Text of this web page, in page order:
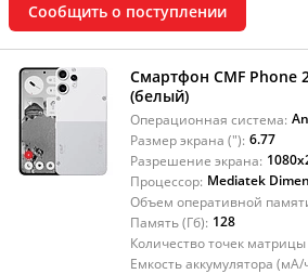
Сообщить о поступлении
Смартфон CMF Phone
(белый)
Операционная система:
Размер экрана ("): 6.77
Разрешение экрана:
Процессор: Mediatek
Объем оперативной
Память (Гб): 128
Количество точек
Емкость аккумулятора (мА/